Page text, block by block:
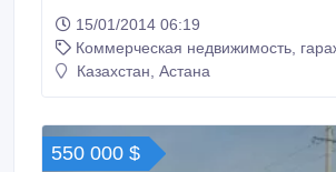
15/01/2014 06:19
Коммерческая недвижимость,
Казахстан, Астана
550 000 $